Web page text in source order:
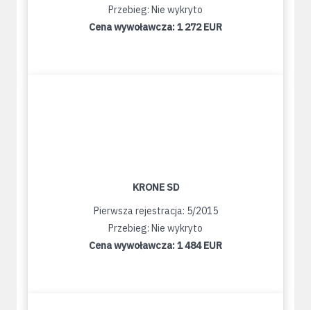
Przebieg: Nie wykryto
Cena wywoławcza:1 272 EUR
KRONE SD
Pierwsza rejestracja: 5/2015
Przebieg: Nie wykryto
Cena wywoławcza:1 484 EUR